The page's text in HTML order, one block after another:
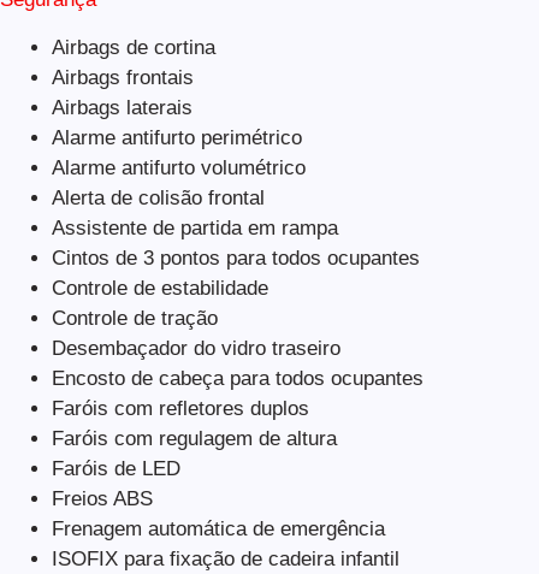
Airbags de cortina
Airbags frontais
Airbags laterais
Alarme antifurto perimétrico
Alarme antifurto volumétrico
Alerta de colisão frontal
Assistente de partida em rampa
Cintos de 3 pontos para todos ocupantes
Controle de estabilidade
Controle de tração
Desembaçador do vidro traseiro
Encosto de cabeça para todos ocupantes
Faróis com refletores duplos
Faróis com regulagem de altura
Faróis de LED
Freios ABS
Frenagem automática de emergência
ISOFIX para fixação de cadeira infantil